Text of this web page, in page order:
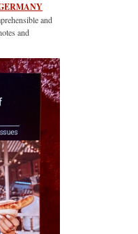
and
and